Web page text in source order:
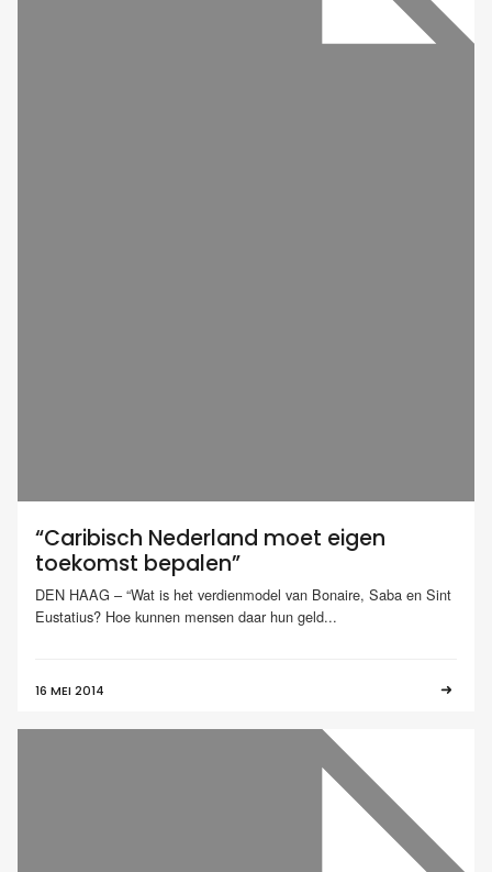
“Caribisch Nederland moet eigen
toekomst bepalen”
DEN HAAG – “Wat is het verdienmodel van Bonaire, Saba en Sint
Eustatius? Hoe kunnen mensen daar hun geld...
16 MEI 2014